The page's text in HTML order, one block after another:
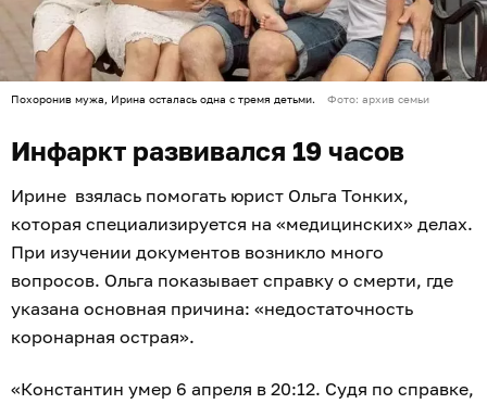
Похоронив мужа, Ирина осталась одна с тремя детьми. Фото: архив семьи
Инфаркт развивался 19 часов
Ирине взялась помогать юрист Ольга Тонких,
которая специализируется на «медицинских» делах.
При изучении документов возникло много
вопросов. Ольга показывает справку о смерти, где
указана основная причина: «недостаточность
коронарная острая».
«Константин умер 6 апреля в 20:12. Судя по справке,